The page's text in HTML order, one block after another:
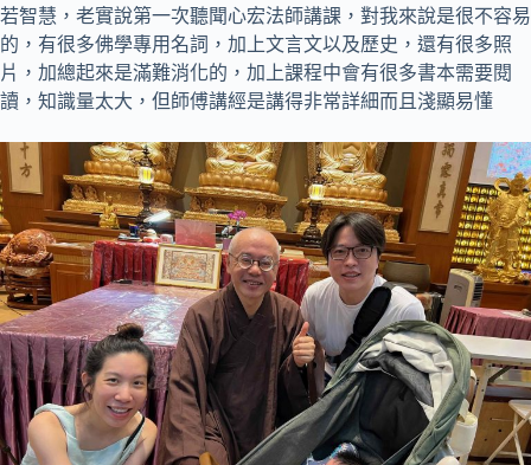
若智慧，老實說第一次聽聞心宏法師講課，對我來說是很不容易
的，有很多佛學專用名詞，加上文言文以及歷史，還有很多照
片，加總起來是滿難消化的，加上課程中會有很多書本需要閱
讀，知識量太大，但師傅講經是講得非常詳細而且淺顯易懂